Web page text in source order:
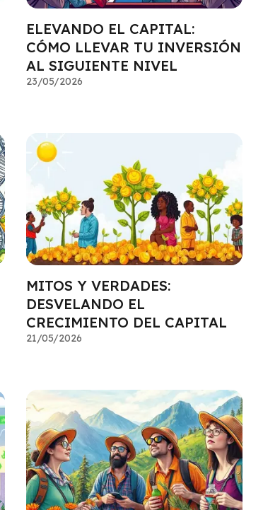
ELEVANDO EL CAPITAL:
CÓMO LLEVAR TU INVERSIÓN
AL SIGUIENTE NIVEL
23/05/2026
MITOS Y VERDADES:
DESVELANDO EL
CRECIMIENTO DEL CAPITAL
21/05/2026